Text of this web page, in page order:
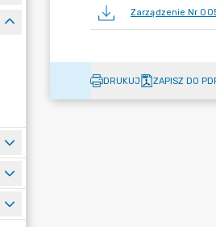
Zarządzenie Nr
DRUKUJ ZAPISZ DO